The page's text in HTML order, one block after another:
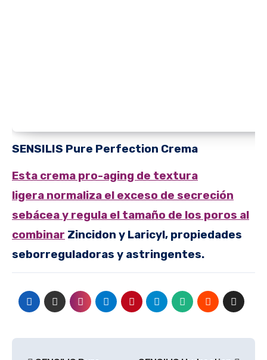
SENSILIS Pure Perfection Crema
Esta crema pro-aging de textura
ligera normaliza el exceso de secreción
sebácea y regula el tamaño de los poros al
combinar Zincidon y Laricyl, propiedades
seborreguladoras y astringentes.